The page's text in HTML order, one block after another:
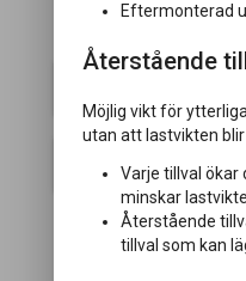
Elektriskt fotsteg
Eftermonterad
Återstående
Möjlig vikt för
utan att lastvikten
Varje tillval ökar
minskar
Återstående
tillval som kan